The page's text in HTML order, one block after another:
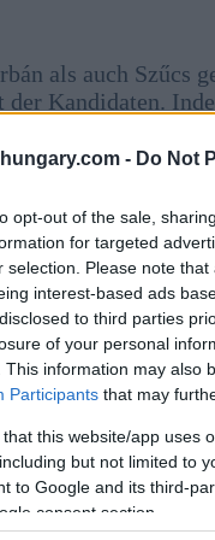
- Do Not
opt-out of the sale,
for targeted
selection. Please note
interest-based ads
to third parties
of your personal
This information may also
Participants that may
that this website/app uses
but not limited to
to Google and its third-
consent section.
als auch Szűcs
der Kandidaten.
sie sich mit
Anwesenheit von
Die
steigern
Mi Hazánk